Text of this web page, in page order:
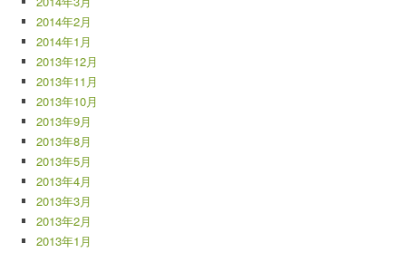
2014年2月
2014年1月
2013年12月
2013年11月
2013年10月
2013年9月
2013年8月
2013年5月
2013年4月
2013年3月
2013年2月
2013年1月